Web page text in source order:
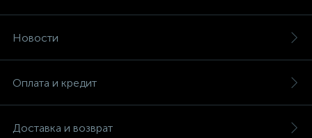
Новости
Оплата и кредит
Доставка и возврат